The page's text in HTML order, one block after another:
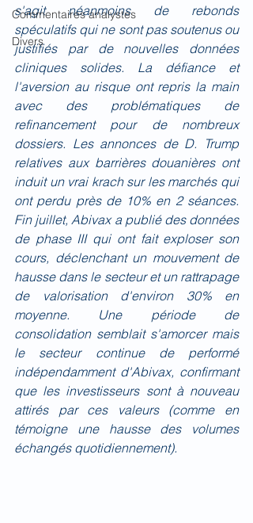
Commentaires analystes
Divers
s'agit néanmoins de rebonds
spéculatifs qui ne sont pas soutenus ou
justifiés par de nouvelles données
cliniques solides. La défiance et
l'aversion au risque ont repris la main
avec des problématiques de
refinancement pour de nombreux
dossiers. Les annonces de D. Trump
relatives aux barrières douanières ont
induit un vrai krach sur les marchés qui
ont perdu près de 10% en 2 séances.
Fin juillet, Abivax a publié des données
de phase III qui ont fait exploser son
cours, déclenchant un mouvement de
hausse dans le secteur et un rattrapage
de valorisation d'environ 30% en
moyenne. Une période de
consolidation semblait s'amorcer mais
le secteur continue de performé
indépendamment d'Abivax, confirmant
que les investisseurs sont à nouveau
attirés par ces valeurs (comme en
témoigne une hausse des volumes
échangés quotidiennement).